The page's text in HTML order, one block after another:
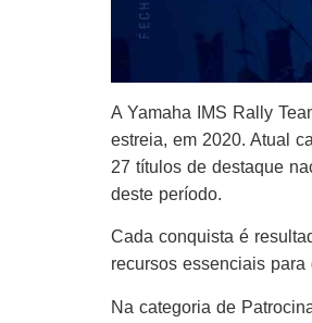
A Yamaha IMS Rally
estreia, em 2020. Atual
27 títulos de destaque
deste período.
Cada conquista é
recursos essenciais
Na categoria de